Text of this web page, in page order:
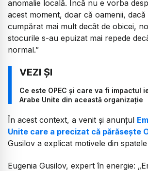
anomalie locală. Încă nu e vorba
acest moment, doar că oamenii,
cumpărat mai mult decât de obicei,
stocurile s-au epuizat mai repede
normal.”
Ce este OPEC și care va fi impactul
Arabe Unite din această organizație
În acest context, a venit și anunțul
Unite care a precizat că părăsește
Gusilov a explicat motivele din
Eugenia Gusilov, expert în energie: